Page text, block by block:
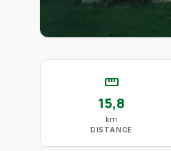
straighten
15,8
km
DISTANCE